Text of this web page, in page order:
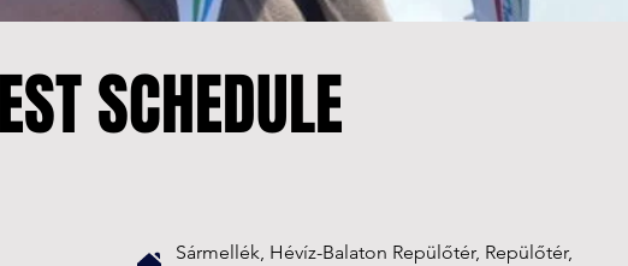
SCHEDULE
Sármellék, Hévíz-Balaton Repülőtér, Repülőtér,